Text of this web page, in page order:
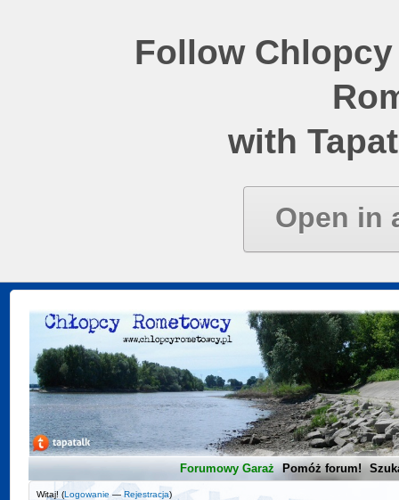
Follow
with
Open in
Forumowy Garaż Pomóż forum!
Witaj! (Logowanie —Rejestracja)